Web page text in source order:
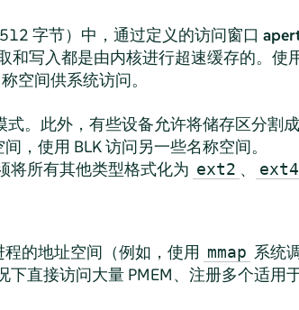
字节）中，通过定义的访问窗口
和写入都是由内核进行超速缓存的。使
空间供系统访问。
式。此外，有些设备允许将储存区分割
，使用 BLK 访问另一些名称空间。
将所有其他类型格式化为 ext2 、 ext4
的地址空间（例如，使用 mmap 系统
直接访问大量 PMEM、注册多个适用